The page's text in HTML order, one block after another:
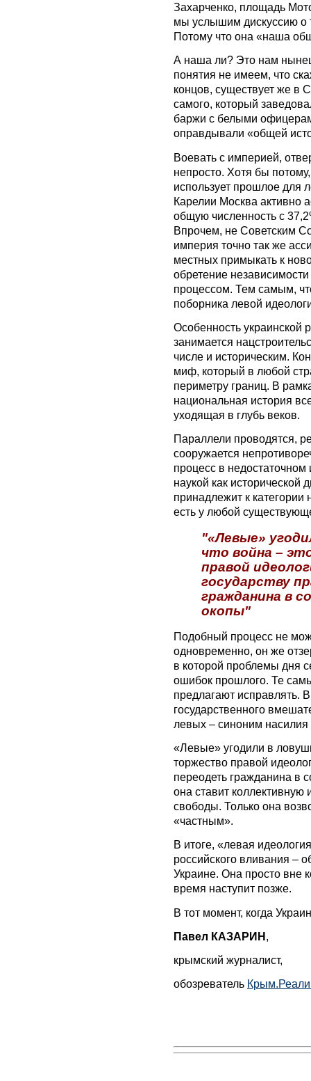
Захарченко, площадь
мы услышим дискуссию о
Потому что она «наша
А наша ли? Это нам
понятия не имеем, что
концов, существует же в
самого, который
баржи с белыми
оправдывали «общей
Воевать с империей,
непросто. Хотя бы
использует прошлое для
Карелии Москва активно
общую численность с
Впрочем, не Советским
империя точно так же
местных примыкать к
обретение
процессом. Тем самым,
поборника левой
Особенность украинской
занимается
числе и историческим.
миф, который в любой
периметру границ. В
национальная история
уходящая в глубь веков.
Параллели проводятся,
сооружается
процесс в
наукой как
принадлежит к
есть у любой
"«Левые»
что война –
правой
государству
гражданина в
окопы"
Подобный процесс не
одновременно, он же
в которой проблемы дня
ошибок прошлого. Те
предлагают исправлять.
государственного
левых – синоним насилия
«Левые» угодили в
торжество правой
переодеть гражданина в
она ставит
свободы. Только она
«частным».
В итоге, «левая
российского вливания –
Украине. Она просто вне
время наступит позже.
В тот момент, когда
Павел КАЗАРИН,
крымский журналист,
обозреватель